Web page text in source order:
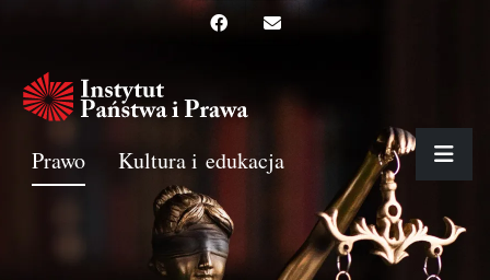
Prawo Kultura i edukacja